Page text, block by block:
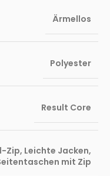
Ärmellos
Polyester
Result Core
Zip, Leichte Jacken,
mit Zip